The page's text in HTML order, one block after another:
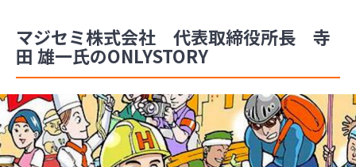
マジセミ株式会社 代表取締役所長 寺
田 雄一氏のONLYSTORY